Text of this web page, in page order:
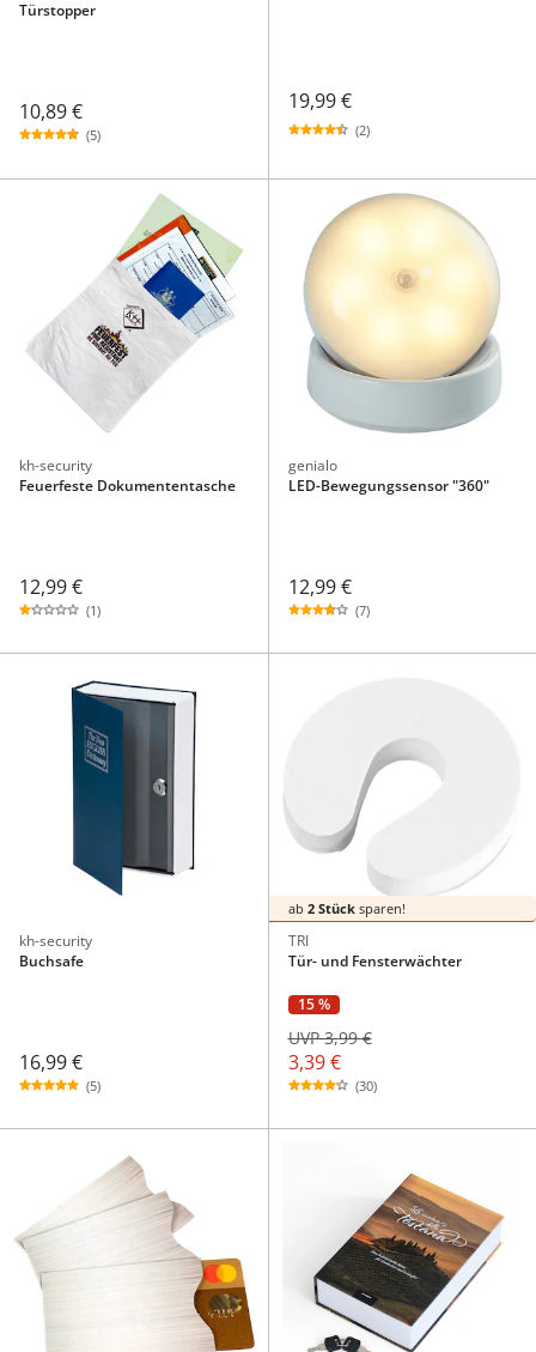
Türstopper
10,89 €
(5)
19,99 €
(2)
kh-security
Feuerfeste Dokumententasche
12,99 €
(1)
genialo
LED-Bewegungssensor "360"
12,99 €
(7)
kh-security
Buchsafe
16,99 €
(5)
ab 2 Stücksparen!
TRI
Tür- und Fensterwächter
15 %
3,39 €
UVP 3,99 €
(30)